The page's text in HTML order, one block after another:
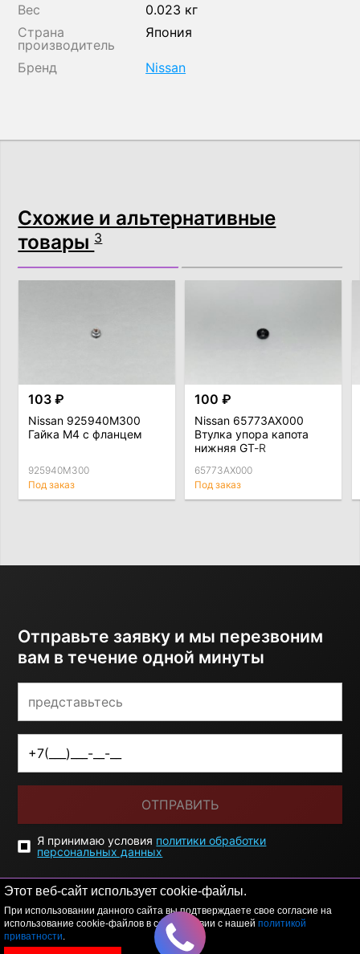
Этот веб-сайт использует cookie-файлы.
При использовании данного сайта вы подтверждаете свое согласие на
использование cookie-файлов в соответствии с нашей политикой
приватности.
Вес
0.023 кг
Страна
производитель
Япония
Бренд Nissan
Схожие и альтернативные
товары3
103 ₽
Nissan 925940M300
Гайка М4 с фланцем
925940M300
Под заказ
100 ₽
Nissan 65773AX000
Втулка упора капота
нижняя GT-R
65773AX000
Под заказ
Отправьте заявку и мы перезвоним
вам в течение одной минуты
ОТПРАВИТЬ
Я принимаю условия политики обработки
персональных данных